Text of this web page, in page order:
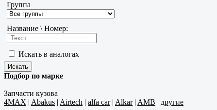
Группа
Название \ Номер:
Искать в аналогах
Подбор по марке
Запчасти кузова
4MAX | Abakus | Airtech | alfa car| Alkar| AMB | другие